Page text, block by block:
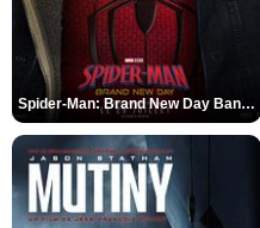
Spider-Man: Brand New Day Bande-annonce VO STFR